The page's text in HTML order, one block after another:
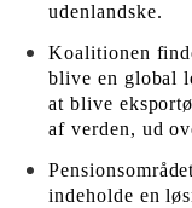
udenlandske.
Koalitionen
blive en global
at blive
af verden, ud
indeholde en